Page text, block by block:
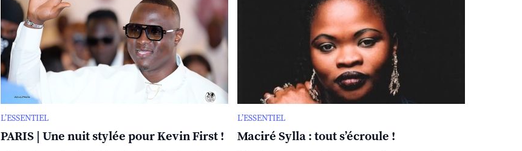
L’ESSENTIEL
PARIS | Une nuit stylée pour Kevin First !
L’ESSENTIEL
Maciré Sylla : tout s’écroule !